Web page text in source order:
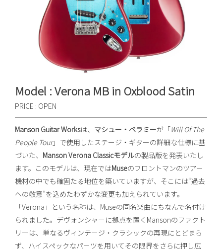
Model : Verona MB in Oxblood Satin
PRICE : OPEN
Manson Guitar Worksは、 マシュー・ベラミーが「Will Of The
People Tour」で使用したステージ・ギターの詳細な仕様に基
づいた、 Manson Verona Classicモデルの製品版を発表いたし
ます。このモデルは、現在ではMuseのフロントマンのツアー
機材の中でも確固たる地位を築いていますが、そこには“過去
への敬意”を込めたわずかな変更も加えられています。
「Verona」という名称は、Museの同名楽曲にちなんで名付け
られました。デヴォンシャーに拠点を置くMansonのファクト
リーは、単なるヴィンテージ・クラシックの再現にとどまら
ず、ハイスペックなパーツを用いてその限界をさらに押し広